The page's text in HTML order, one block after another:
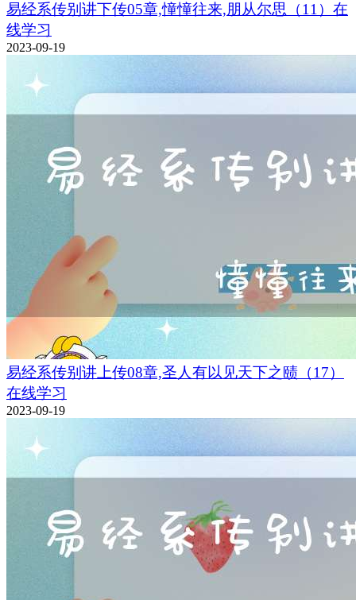
易经系传别讲下传05章,憧憧往来,朋从尔思（11）在
线学习
2023-09-19
易经系传别讲上传08章,圣人有以见天下之赜（17）
在线学习
2023-09-19